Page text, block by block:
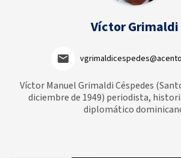
Víctor Grimaldi
Víctor Manuel Grimaldi Céspedes
diciembre de 1949) periodista,
diplomático